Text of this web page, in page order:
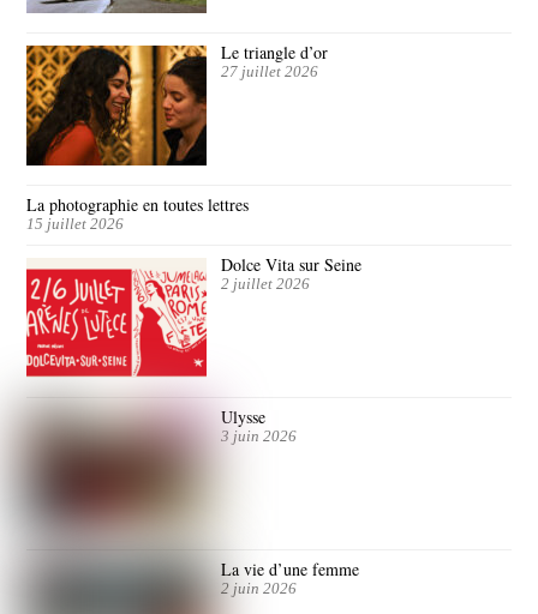
Le triangle d’or
27 juillet 2026
La photographie en toutes lettres
15 juillet 2026
Dolce Vita sur Seine
2 juillet 2026
Ulysse
3 juin 2026
La vie d’une femme
2 juin 2026